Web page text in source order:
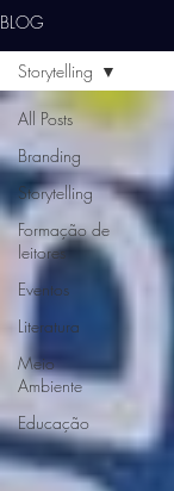
BLOG
All Posts
Branding
Storytelling
Formação de
leitores
Eventos
Literatura
Meio
Ambiente
Educação
Storytelling